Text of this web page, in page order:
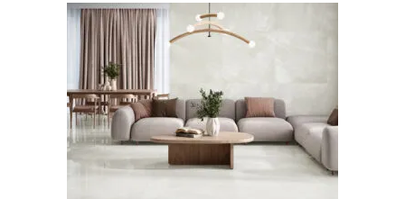
5.00de 5